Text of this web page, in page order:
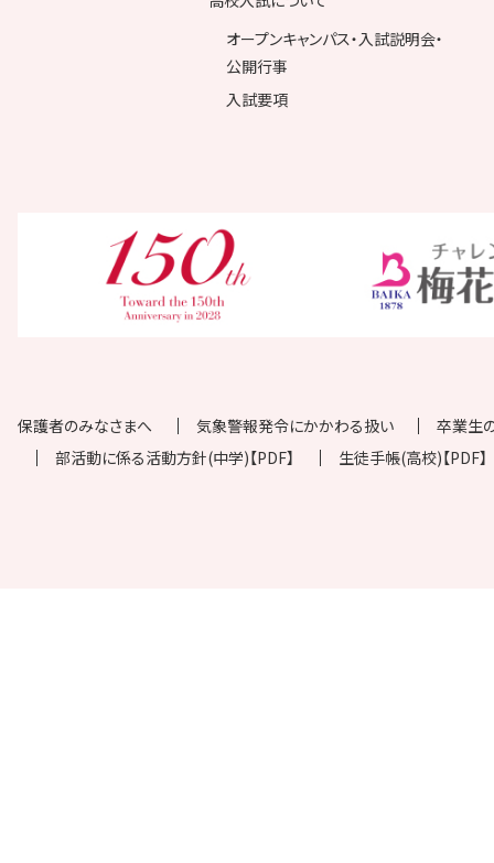
オープンキャンパス・入試説明会・
公開行事
入試要項
保護者のみなさまへ 気象警報発令にかかわる扱い
卒業生
部活動に係る活動方針(中学)【PDF】
生徒手帳(高校)【PDF】